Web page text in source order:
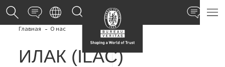
Свяжитесь с нами
Офисы и лаборатории
Главная О нас
ИЛАК (ILAC)